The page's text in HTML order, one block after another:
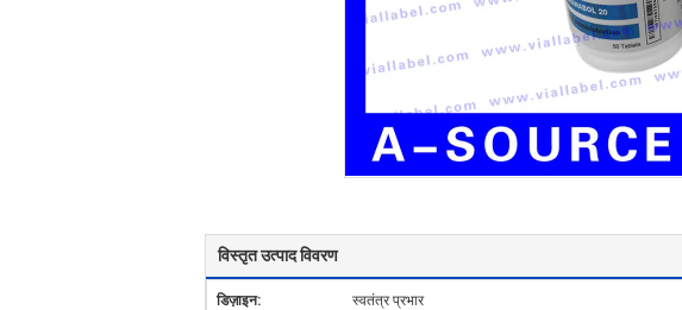
विस्तृत उत्पाद विवरण
डिज़ाइन: स्वतंत्र प्रभार